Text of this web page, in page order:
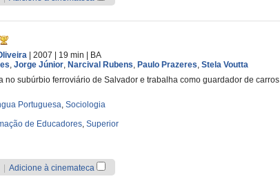
| 2007 | 19 min
BA
, Jorge Júnior, Narcival Rubens, Paulo Prazeres, Stela Voutta
no subúrbio ferroviário de Salvador e trabalha como guardador de carros
Portuguesa, Sociologia
de Educadores, Superior
Adicione à cinemateca